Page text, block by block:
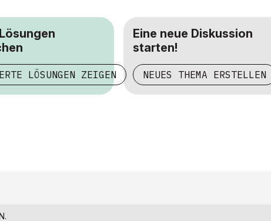
LÖSUNGEN ZEIGEN
Eine neue Diskussion
starten!
NEUES THEMA ERSTELLEN